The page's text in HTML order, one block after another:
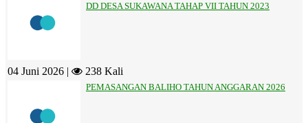
DD DESA SUKAWANA TAHAP VII TAHUN 2023
04 Juni 2026 | 238 Kali
PEMASANGAN BALIHO TAHUN ANGGARAN 2026